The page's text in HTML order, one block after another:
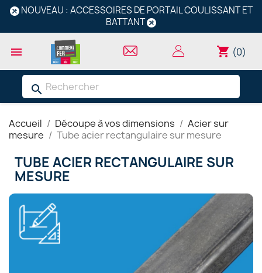
NOUVEAU : ACCESSOIRES DE PORTAIL COULISSANT ET
BATTANT
 shopping_cart (0)
search
Accueil Découpe à vos dimensions
Acier sur
mesure
Tube acier rectangulaire sur mesure
TUBE ACIER RECTANGULAIRE SUR
MESURE